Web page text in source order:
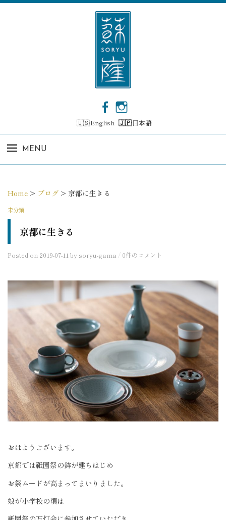
コ
c
e
o
s
t
r
English 日本語
MENU
Home > ブログ > 京都に生きる
未分類
京都に生きる
Posted on 2019-07-11 by soryu-gama / 0件のコメント
おはようございます。
京都では祇園祭の鉾が建ちはじめ
お祭ムードが高まってまいりました。
娘が小学校の頃は